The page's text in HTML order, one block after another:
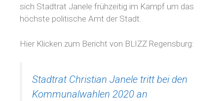
sich Stadtrat Janele frühzeitig im Kampf um das
höchste politische Amt der Stadt.
Hier Klicken zum Bericht von BLIZZ Regensburg:
Stadtrat Christian Janele tritt bei den
Kommunalwahlen 2020 an